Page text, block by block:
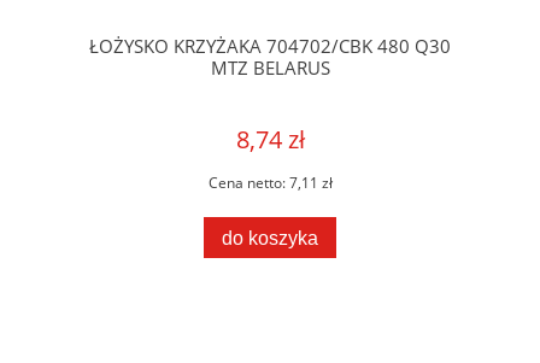
ŁOŻYSKO KRZYŻAKA 704702/CBK 480 Q30
MTZ BELARUS
8,74 zł
Cena netto:7,11 zł
do koszyka